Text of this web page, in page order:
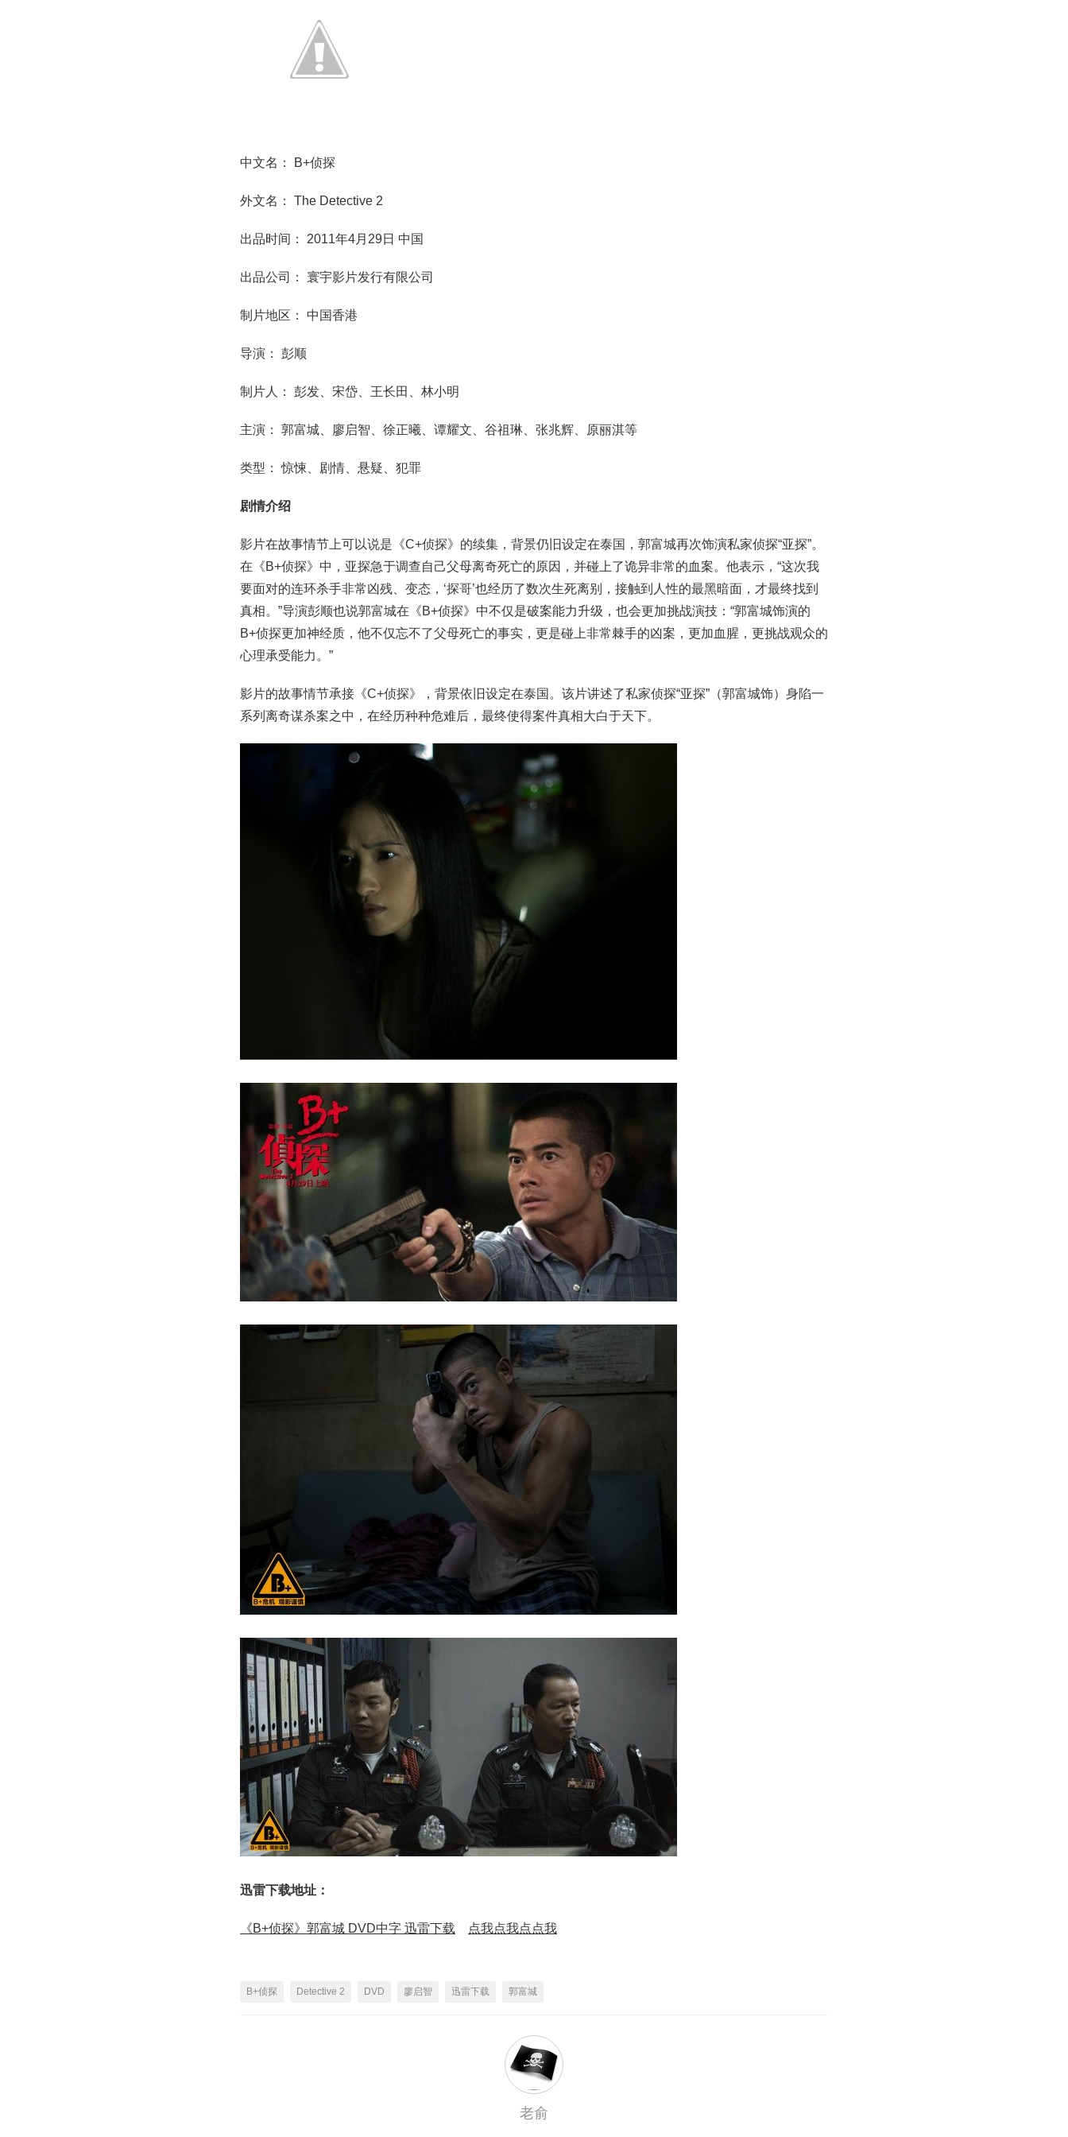
中文名： B+侦探
外文名： The Detective 2
出品时间： 2011年4月29日 中国
出品公司： 寰宇影片发行有限公司
制片地区： 中国香港
导演： 彭顺
制片人： 彭发、宋岱、王长田、林小明
主演： 郭富城、廖启智、徐正曦、谭耀文、谷祖琳、张兆辉、原丽淇等
类型： 惊悚、剧情、悬疑、犯罪
剧情介绍
影片在故事情节上可以说是《C+侦探》的续集，背景仍旧设定在泰国，郭富城再次饰演私家侦探“亚探”。
在《B+侦探》中，亚探急于调查自己父母离奇死亡的原因，并碰上了诡异非常的血案。他表示，“这次我
要面对的连环杀手非常凶残、变态，‘探哥’也经历了数次生死离别，接触到人性的最黑暗面，才最终找到
真相。”导演彭顺也说郭富城在《B+侦探》中不仅是破案能力升级，也会更加挑战演技：“郭富城饰演的
B+侦探更加神经质，他不仅忘不了父母死亡的事实，更是碰上非常棘手的凶案，更加血腥，更挑战观众的
心理承受能力。”
影片的故事情节承接《C+侦探》，背景依旧设定在泰国。该片讲述了私家侦探“亚探”（郭富城饰）身陷一
系列离奇谋杀案之中，在经历种种危难后，最终使得案件真相大白于天下。
迅雷下载地址：
《B+侦探》郭富城 DVD中字 迅雷下载 点我点我点点我
B+侦探 Detective 2 DVD 廖启智 迅雷下载 郭富城
老俞